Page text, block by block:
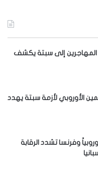
إلى سبتة يكشف
الأوروبي لأزمة سبتة يهدد
وفرنسا تشدد الرقابة